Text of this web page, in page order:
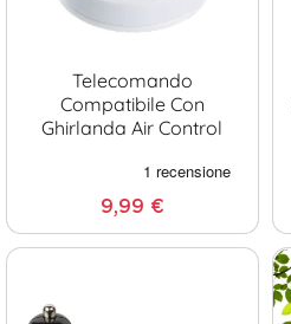
Telecomando
Compatibile Con
Ghirlanda Air Control
9,99 €